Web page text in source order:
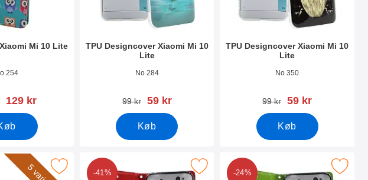
Mi 10 Lite
254
pris
129 kr
TPU Designcover Xiaomi Mi 10
Lite
Varenr 36883No 284
pris
99 kr pris
59 kr
Køb
TPU Designcover Xiaomi Mi 10
Lite
Varenr 36877No 350
pris
99 kr pris
59 kr
Køb
favorittil XL Standcase Luxwallet som favorit
-41%
Marker crazy Horse Wallet Xiaomi Mi 10 Lite som favorit
-24%
Marker crazy Horse Wallet